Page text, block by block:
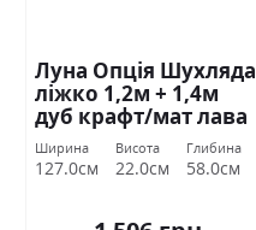
Луна Опція Шухляда
ліжко 1,2м + 1,4м
дуб крафт/мат лава
Міромарк
Ширина
127.0см
Висота
22.0см
Глибина
58.0см